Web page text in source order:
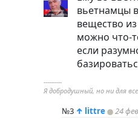
вьетнамцы
вещество
можно что-
если
----------
Я добродушный, но ни для
№3 ↑ littre 24